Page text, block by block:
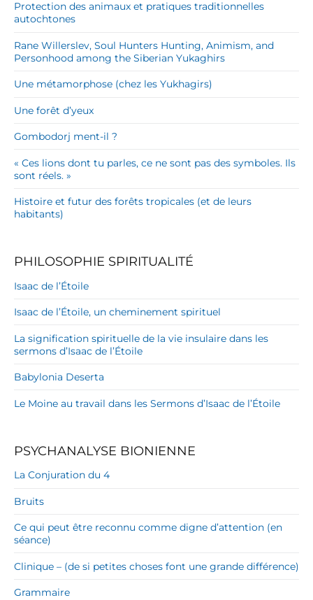
Protection des animaux et pratiques traditionnelles
autochtones
Rane Willerslev, Soul Hunters Hunting, Animism, and
Personhood among the Siberian Yukaghirs
Une métamorphose (chez les Yukhagirs)
Une forêt d’yeux
Gombodorj ment-il ?
« Ces lions dont tu parles, ce ne sont pas des symboles. Ils
sont réels. »
Histoire et futur des forêts tropicales (et de leurs
habitants)
PHILOSOPHIE SPIRITUALITÉ
Isaac de l’Étoile
Isaac de l’Étoile, un cheminement spirituel
La signification spirituelle de la vie insulaire dans les
sermons d’Isaac de l’Étoile
Babylonia Deserta
Le Moine au travail dans les Sermons d’Isaac de l’Étoile
PSYCHANALYSE BIONIENNE
La Conjuration du 4
Bruits
Ce qui peut être reconnu comme digne d’attention (en
séance)
Clinique – (de si petites choses font une grande différence)
Grammaire